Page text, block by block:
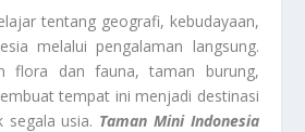
tentang geografi, kebudayaan,
melalui pengalaman langsung.
flora dan fauna, taman burung,
tempat ini menjadi destinasi
segala usia. Taman Mini Indonesia